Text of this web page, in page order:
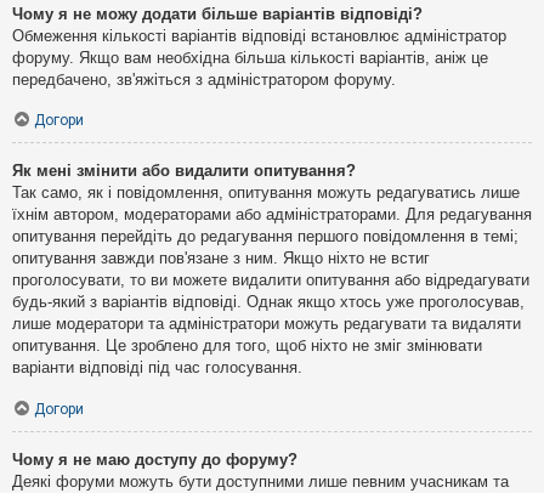
Чому я не можу додати більше варіантів відповіді?
Обмеження кількості варіантів відповіді встановлює адміністратор
форуму. Якщо вам необхідна більша кількості варіантів, аніж це
передбачено, зв'яжіться з адміністратором форуму.
Догори
Як мені змінити або видалити опитування?
Так само, як і повідомлення, опитування можуть редагуватись лише
їхнім автором, модераторами або адміністраторами. Для редагування
опитування перейдіть до редагування першого повідомлення в темі;
опитування завжди пов'язане з ним. Якщо ніхто не встиг
проголосувати, то ви можете видалити опитування або відредагувати
будь-який з варіантів відповіді. Однак якщо хтось уже проголосував,
лише модератори та адміністратори можуть редагувати та видаляти
опитування. Це зроблено для того, щоб ніхто не зміг змінювати
варіанти відповіді під час голосування.
Догори
Чому я не маю доступу до форуму?
Деякі форуми можуть бути доступними лише певним учасникам та